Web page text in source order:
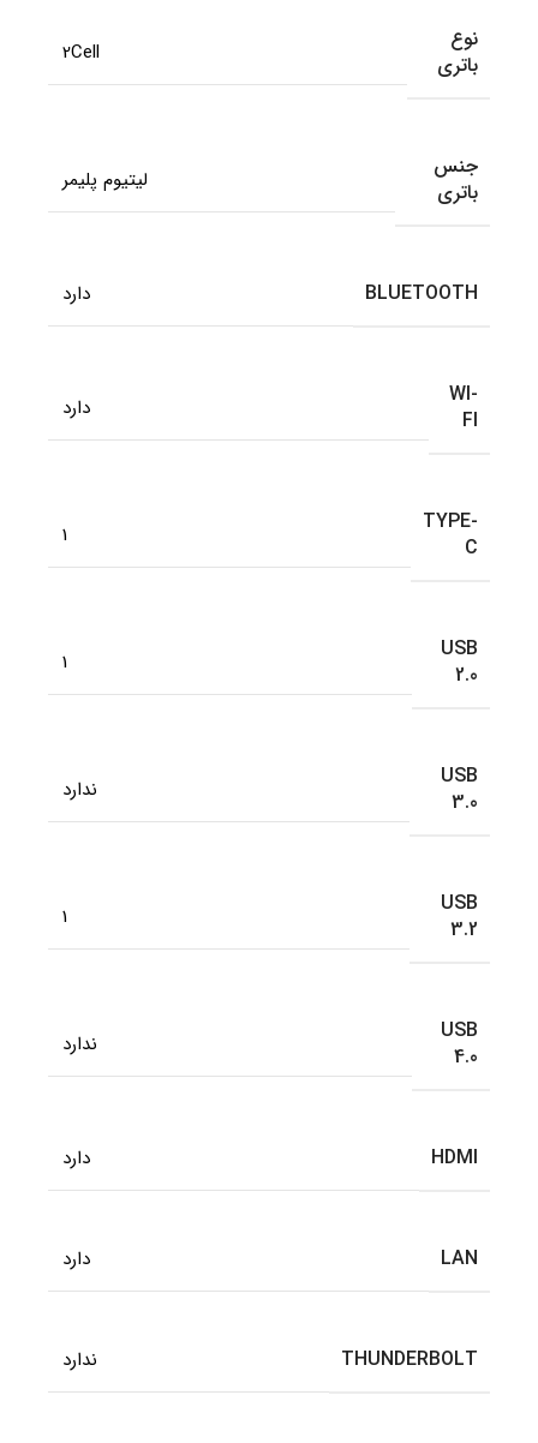
نوع
باتری
2Cell
جنس
باتری
لیتیوم پلیمر
BLUETOOTH دارد
WI-
FI
دارد
TYPE-
C
1
USB
2.0
1
USB
3.0
ندارد
USB
3.2
1
USB
4.0
ندارد
HDMI دارد
LAN دارد
THUNDERBOLT ندارد